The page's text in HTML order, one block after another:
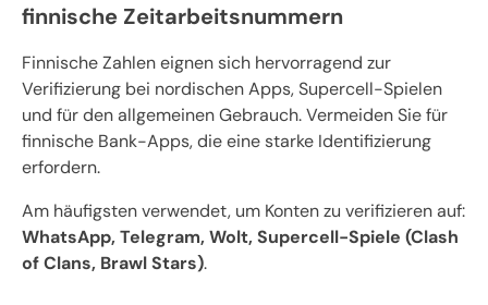
finnische Zeitarbeitsnummern
Finnische Zahlen eignen sich hervorragend zur
Verifizierung bei nordischen Apps, Supercell-Spielen
und für den allgemeinen Gebrauch. Vermeiden Sie für
finnische Bank-Apps, die eine starke Identifizierung
erfordern.
Am häufigsten verwendet, um Konten zu verifizieren auf:
WhatsApp, Telegram, Wolt, Supercell-Spiele (Clash
of Clans, Brawl Stars).